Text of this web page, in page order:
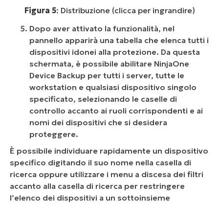
Figura 5: Distribuzione (clicca per ingrandire)
Dopo aver attivato la funzionalità, nel
pannello apparirà una tabella che elenca tutti i
dispositivi idonei alla protezione. Da questa
schermata, è possibile abilitare NinjaOne
Device Backup per tutti i server, tutte le
workstation e qualsiasi dispositivo singolo
specificato, selezionando le caselle di
controllo accanto ai ruoli corrispondenti e ai
nomi dei dispositivi che si desidera
proteggere.
È possibile individuare rapidamente un dispositivo
specifico digitando il suo nome nella casella di
ricerca oppure utilizzare i menu a discesa dei filtri
accanto alla casella di ricerca per restringere
l’elenco dei dispositivi a un sottoinsieme